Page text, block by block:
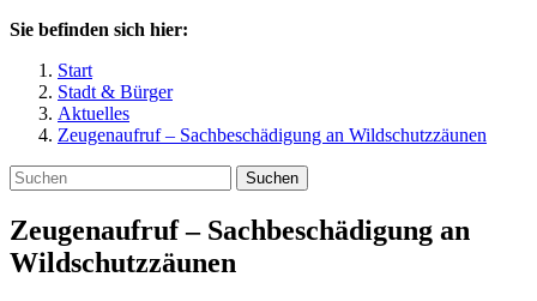
Sie befinden sich hier:
Start
Stadt & Bürger
Aktuelles
Zeugenaufruf – Sachbeschädigung an Wildschutzzäunen
Suchen
Zeugenaufruf – Sachbeschädigung an
Wildschutzzäunen